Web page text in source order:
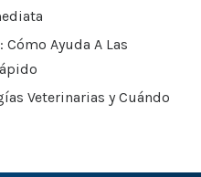
Cómo Ayuda A Las
Veterinarias y Cuándo